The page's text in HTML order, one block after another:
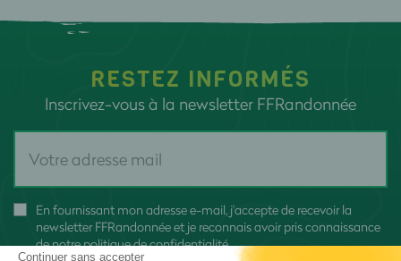
RESTEZ INFORMÉS
Inscrivez-vous à la newsletter FFRandonnée
En fournissant mon adresse e-mail, j'accepte de recevoir la
newsletter FFRandonnée et je reconnais avoir pris connaissance
denotre politique de confidentialité
Continuer sans accepter